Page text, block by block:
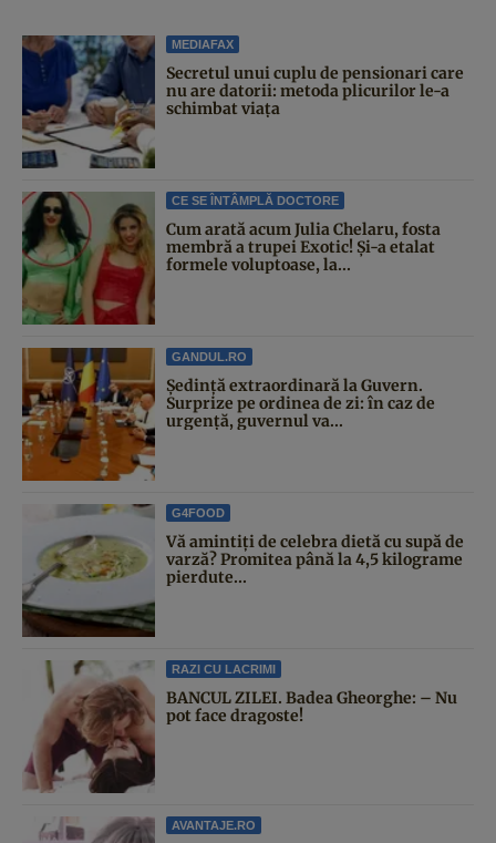
MEDIAFAX
Secretul unui cuplu de pensionari care
nu are datorii: metoda plicurilor le-a
schimbat viața
CE SE ÎNTÂMPLĂ DOCTORE
Cum arată acum Julia Chelaru, fosta
membră a trupei Exotic! Și-a etalat
formele voluptoase, la...
GANDUL.RO
Şedinţă extraordinară la Guvern.
Surprize pe ordinea de zi: în caz de
urgență, guvernul va...
G4FOOD
Vă amintiți de celebra dietă cu supă de
varză? Promitea până la 4,5 kilograme
pierdute...
RAZI CU LACRIMI
BANCUL ZILEI. Badea Gheorghe: – Nu
pot face dragoste!
AVANTAJE.RO